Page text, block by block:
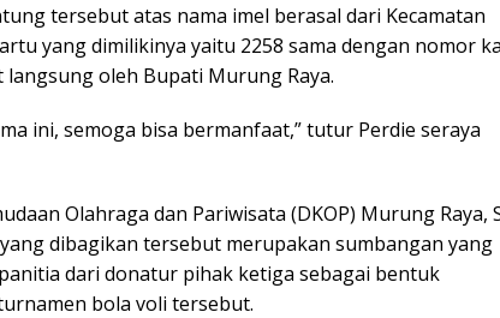
tersebut atas nama imel berasal dari Kecamatan
yang dimilikinya yaitu 2258 sama dengan nomor
oleh Bupati Murung Raya.
ini, semoga bisa bermanfaat,” tutur Perdie seraya
Olahraga dan Pariwisata (DKOP) Murung Raya,
dibagikan tersebut merupakan sumbangan yang
dari donatur pihak ketiga sebagai bentuk
bola voli tersebut.